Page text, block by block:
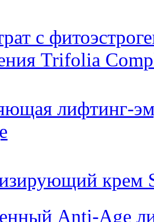
с
Trifolia
лифтинг-
крем
Anti-Age